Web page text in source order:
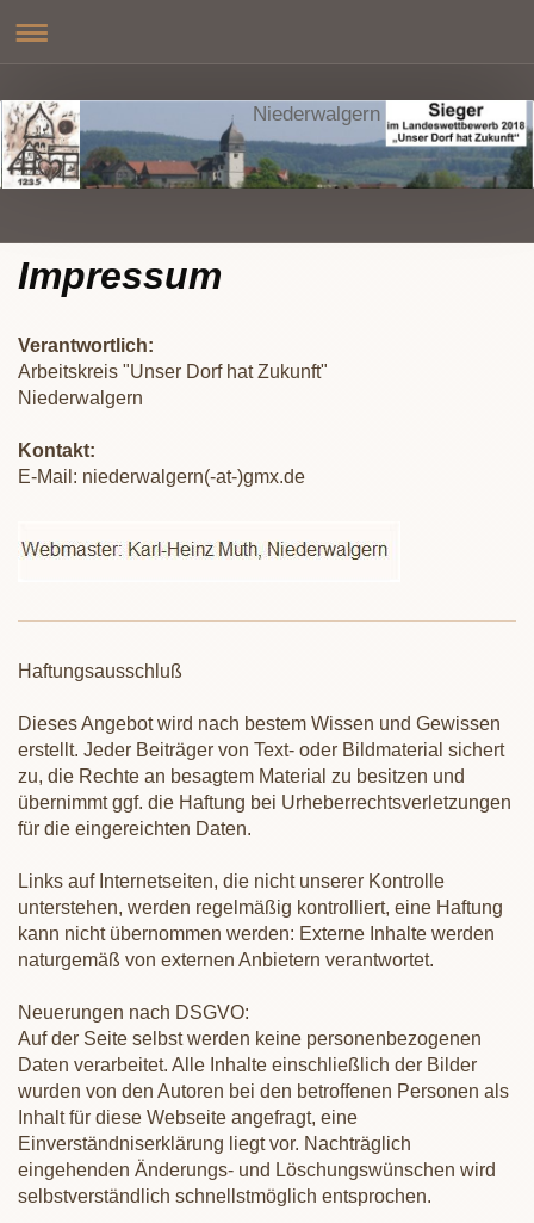
Niederwalgern
Impressum
Verantwortlich:
Arbeitskreis "Unser Dorf hat Zukunft"
Niederwalgern
Kontakt:
E-Mail: niederwalgern(-at-)gmx.de
Haftungsausschluß
Dieses Angebot wird nach bestem Wissen und Gewissen
erstellt. Jeder Beiträger von Text- oder Bildmaterial sichert
zu, die Rechte an besagtem Material zu besitzen und
übernimmt ggf. die Haftung bei Urheberrechtsverletzungen
für die eingereichten Daten.
Links auf Internetseiten, die nicht unserer Kontrolle
unterstehen, werden regelmäßig kontrolliert, eine Haftung
kann nicht übernommen werden: Externe Inhalte werden
naturgemäß von externen Anbietern verantwortet.
Neuerungen nach DSGVO:
Auf der Seite selbst werden keine personenbezogenen
Daten verarbeitet. Alle Inhalte einschließlich der Bilder
wurden von den Autoren bei den betroffenen Personen als
Inhalt für diese Webseite angefragt, eine
Einverständniserklärung liegt vor. Nachträglich
eingehenden Änderungs- und Löschungswünschen wird
selbstverständlich schnellstmöglich entsprochen.